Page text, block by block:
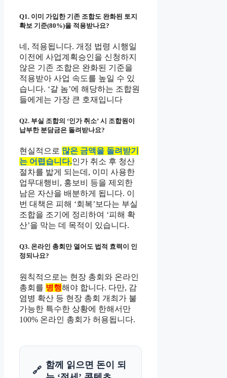
Q1. 이미 가입한 기존 조합도 완화된 토지
확보 기준(80%)을 적용받나요?
네, 적용됩니다. 개정 법령 시행일
이전에 사업계획승인을 신청하지
않은 기존 조합은 완화된 기준을
적용받아 사업 속도를 높일 수 있
습니다. ‘갈 놈’에 해당하는 조합원
들에게는 가장 큰 호재입니다
Q2. 부실 조합의 ‘인가 취소’ 시 조합원이
납부한 분담금은 돌려받나요?
현실적으로 많은 금액을 돌려받기
는 어렵습니다.인가 취소 후 청산
절차를 밟게 되는데, 이미 사용한
업무대행비, 홍보비 등을 제외한
남은 자산을 배분하게 됩니다. 이
번 대책은 피해 ‘회복’보다는 부실
조합을 조기에 정리하여 ‘피해 확
산’을 막는 데 목적이 있습니다.
Q3. 온라인 총회만 열어도 법적 효력이 인
정되나요?
원칙적으로는 현장 총회와 온라인
총회를 병행해야 합니다. 다만, 감
염병 확산 등 현장 총회 개최가 불
가능한 특수한 상황에 한해서만
100% 온라인 총회가 허용됩니다.
🔗
함께 읽으면 돈이 되